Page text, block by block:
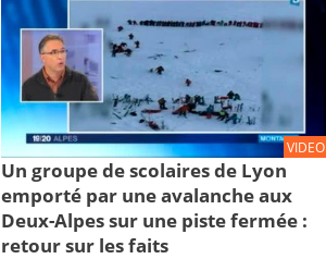
VIDEO
Un groupe de scolaires de Lyon
emporté par une avalanche aux
Deux-Alpes sur une piste fermée :
retour sur les faits